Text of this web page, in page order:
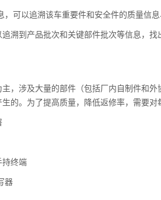
，可以追溯该车重要件和安全件的质量信
溯到产品批次和关键部件批次等信息，
，涉及大量的部件（包括厂内自制件和
的。为了提高质量，降低返修率，需要
持终端
器